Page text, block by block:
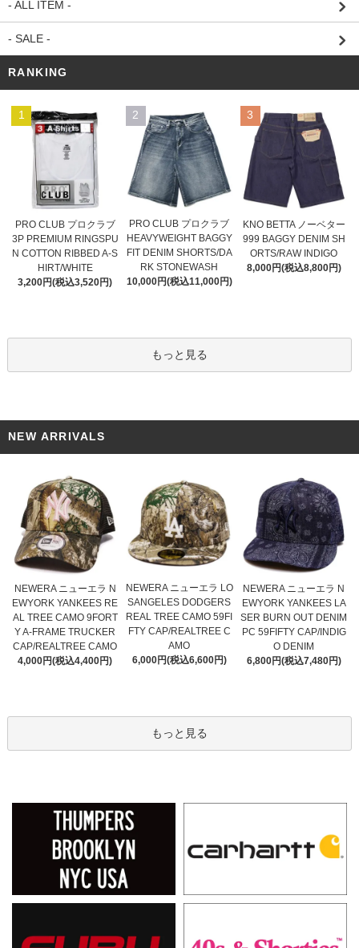
- ALL ITEM -
- SALE -
RANKING
1
PRO CLUB プロクラブ
3P PREMIUM RINGSPU
N COTTON RIBBED A-S
HIRT/WHITE
3,200円(税込3,520円)
2
PRO CLUB プロクラブ
HEAVYWEIGHT BAGGY
FIT DENIM SHORTS/DA
RK STONEWASH
10,000円(税込11,000円)
3
KNO BETTA ノーベター
999 BAGGY DENIM SH
ORTS/RAW INDIGO
8,000円(税込8,800円)
もっと見る
NEW ARRIVALS
NEWERA ニューエラ N
EWYORK YANKEES RE
AL TREE CAMO 9FORT
Y A-FRAME TRUCKER
CAP/REALTREE CAMO
4,000円(税込4,400円)
NEWERA ニューエラ LO
SANGELES DODGERS
REAL TREE CAMO 59FI
FTY CAP/REALTREE C
AMO
6,000円(税込6,600円)
NEWERA ニューエラ N
EWYORK YANKEES LA
SER BURN OUT DENIM
PC 59FIFTY CAP/INDIG
O DENIM
6,800円(税込7,480円)
もっと見る